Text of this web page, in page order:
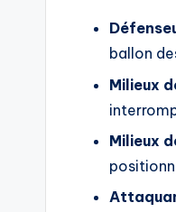
ballon
Milieux
Milieux